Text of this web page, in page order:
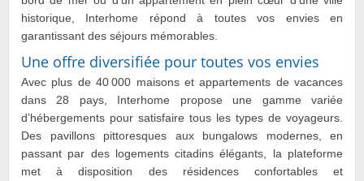
historique, Interhome répond à toutes vos envies en
garantissant des séjours mémorables.
Une offre diversifiée pour toutes vos envies
Avec plus de 40 000 maisons et appartements de vacances
dans 28 pays, Interhome propose une gamme variée
d’hébergements pour satisfaire tous les types de voyageurs.
Des pavillons pittoresques aux bungalows modernes, en
passant par des logements citadins élégants, la plateforme
met à disposition des résidences confortables et